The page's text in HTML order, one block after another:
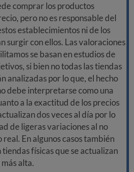
comprar los productos
pero no es responsable del
establecimientos ni de los
surgir con ellos. Las valoraciones
se basan en estudios de
si bien no todas las tiendas
analizadas por lo que, el hecho
debe interpretarse como una
a la exactitud de los precios
dos veces al día por lo
de ligeras variaciones al no
En algunos casos también
físicas que se actualizan
alta.